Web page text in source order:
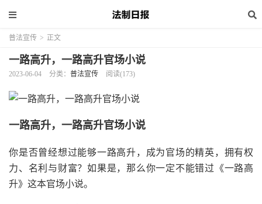
普法宣传 > 正文
一路高升，一路高升官场小说
2023-06-04 分类： 普法宣传 阅读(173)
一路高升，一路高升官场小说
你是否曾经想过能够一路高升，成为官场的精英，拥有权
力、名利与财富？如果是，那么你一定不能错过《一路高
升》这本官场小说。